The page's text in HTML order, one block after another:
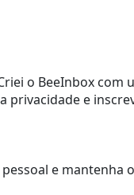
o BeeInbox com
e
e mantenha